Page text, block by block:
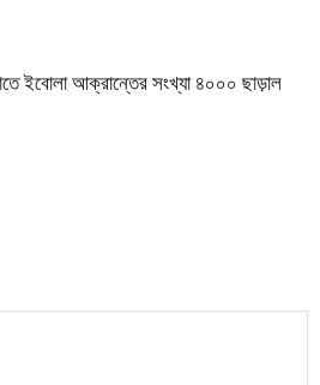
ইবোলা আক্রান্তের সংখ্যা ৪০০০ ছাড়াল